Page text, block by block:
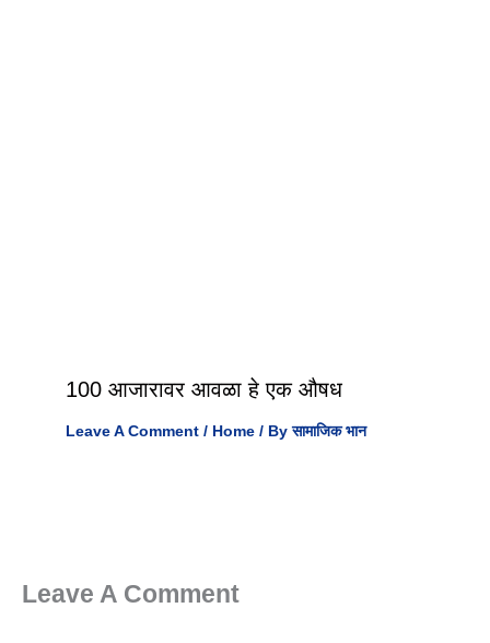
100 आजारावर आवळा हे एक औषध
Leave A Comment / Home / Byसामाजिक भान
Leave A Comment